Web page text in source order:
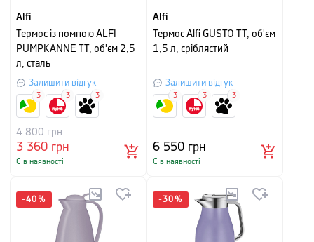
Alfi
Термос із помпою ALFI
PUMPKANNE TT, об'єм 2,5
л, сталь
Залишити відгук
3 360 грн
4 800грн
Є в наявності
3 3 3
Alfi
Термос Alfi GUSTO TT, об'єм
1,5 л, сріблястий
Залишити відгук
6 550 грн
Є в наявності
3 3 3
-40 % -30 %